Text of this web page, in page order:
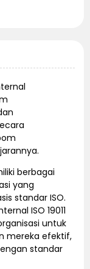
berbagai
yang
standar ISO.
ISO 19011
untuk
mereka efektif,
standar